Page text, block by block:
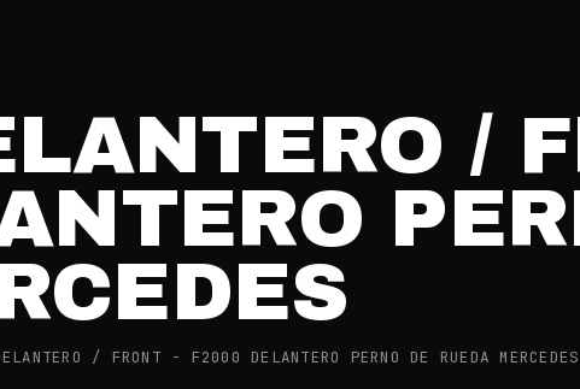
/
/ FRONT - F2000 DELANTERO PERNO DE RUEDA MERCEDES